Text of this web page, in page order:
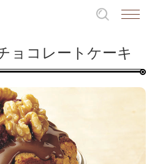
ョコレートケーキ